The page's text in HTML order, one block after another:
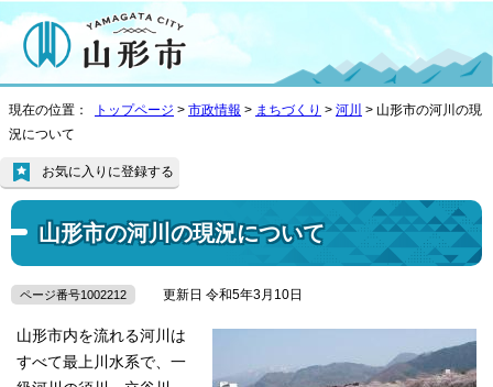
現在の位置： トップページ > 市政情報 > まちづくり > 河川 > 山形市の河川の現
況について
山形市の河川の現況について
お気に入りに登録する
ページ番号1002212 更新日 令和5年3月10日
山形市内を流れる河川は
すべて最上川水系で、一